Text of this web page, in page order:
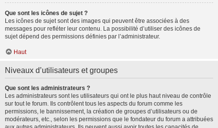
Que sont les icônes de sujet ?
Les icônes de sujet sont des images qui peuvent être associées à des
messages pour refléter leur contenu. La possibilité d’utiliser des icônes de
sujet dépend des permissions définies par l’administrateur.
Haut
Niveaux d’utilisateurs et groupes
Que sont les administrateurs ?
Les administrateurs sont les utilisateurs qui ont le plus haut niveau de contrôle
sur tout le forum. Ils contrôlent tous les aspects du forum comme les
permissions, le bannissement, la création de groupes d’utilisateurs ou de
modérateurs, etc., selon les permissions que le fondateur du forum a attribuées